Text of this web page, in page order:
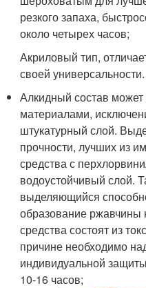
резкого запаха,
около четырех часов;
Акриловый тип,
своей универсальности.
Алкидный состав
материалами,
штукатурный слой.
прочности, лучших из
средства с
водоустойчивый слой.
выделяющийся
образование ржавчины
средства состоят из
причине необходимо
индивидуальной
10-16 часов;